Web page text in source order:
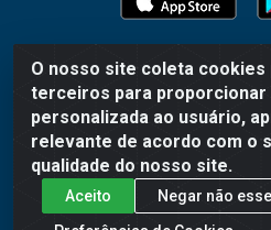
O nosso site coleta cookies
terceiros para proporcionar
personalizada ao usuário,
relevante de acordo com o
qualidade do nosso site.
Aceito
Negar não
WR Embalagens - R. Cel.
1360 - Grogotó - Barbacena
CNPJ